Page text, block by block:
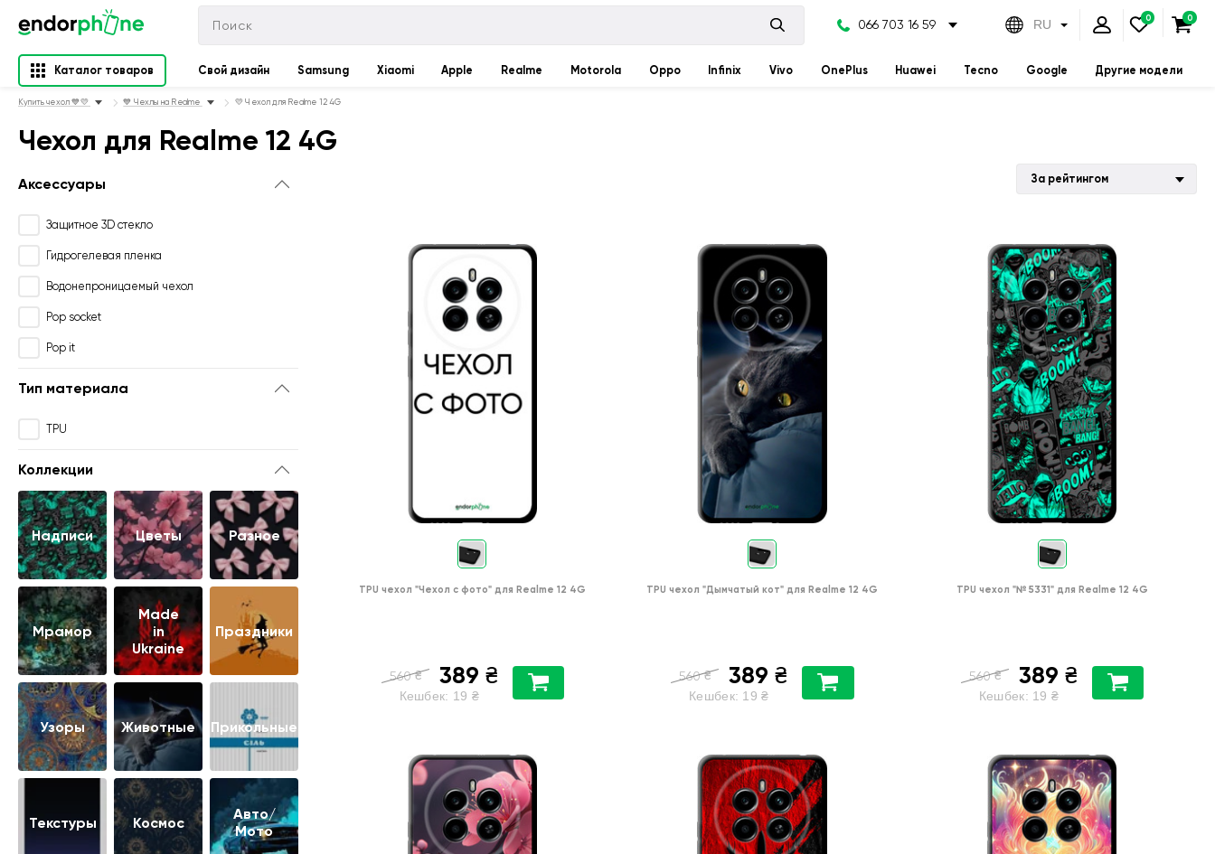
066 703 16 59 RU
Каталог товаров Свой дизайн Samsung Xiaomi Apple Realme Motorola Oppo Infinix Vivo OnePlus Huawei Tecno Google Другие модели
Купить чехол 💙💛 💙 Чехлы на Realme 💛 Чехол для Realme 12 4G
Чехол для Realme 12 4G
Аксессуары
Защитное 3D стекло
Гидрогелевая пленка
Водонепроницаемый чехол
Pop socket
Pop it
Тип материала
TPU
Коллекции
Надписи Цветы Разное
Мрамор
Made
in
Ukraine
Праздники
Узоры Животные Прикольные
Текстуры Космос
Авто/
Мото
За рейтингом
TPU чехол "Чехол с фото" для Realme 12 4G
560 ₴ 389 ₴
Кешбек: 19 ₴
TPU чехол "Дымчатый кот" для Realme 12 4G
560 ₴ 389 ₴
Кешбек: 19 ₴
TPU чехол "№ 5331" для Realme 12 4G
560 ₴ 389 ₴
Кешбек: 19 ₴